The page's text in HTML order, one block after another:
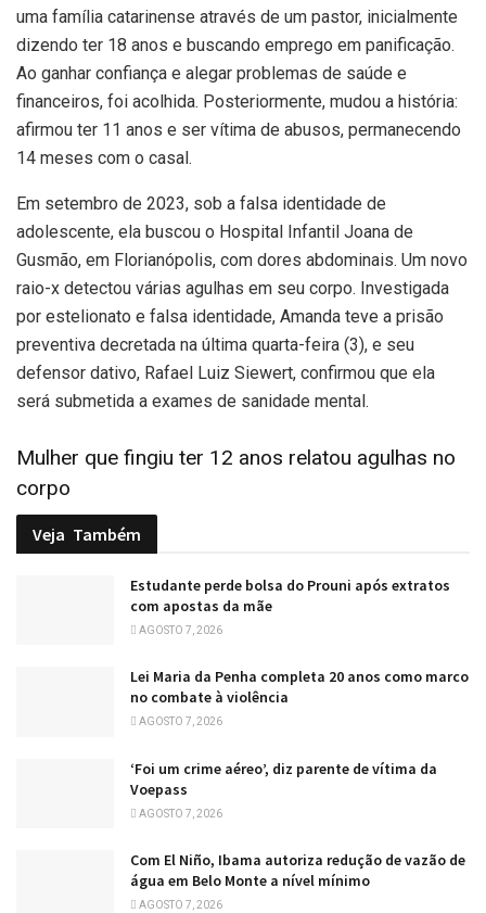
uma família catarinense através de um pastor, inicialmente
dizendo ter 18 anos e buscando emprego em panificação.
Ao ganhar confiança e alegar problemas de saúde e
financeiros, foi acolhida. Posteriormente, mudou a história:
afirmou ter 11 anos e ser vítima de abusos, permanecendo
14 meses com o casal.
Em setembro de 2023, sob a falsa identidade de
adolescente, ela buscou o Hospital Infantil Joana de
Gusmão, em Florianópolis, com dores abdominais. Um novo
raio-x detectou várias agulhas em seu corpo. Investigada
por estelionato e falsa identidade, Amanda teve a prisão
preventiva decretada na última quarta-feira (3), e seu
defensor dativo, Rafael Luiz Siewert, confirmou que ela
será submetida a exames de sanidade mental.
Mulher que fingiu ter 12 anos relatou agulhas no
corpo
Veja Também
Estudante perde bolsa do Prouni após extratos
com apostas da mãe
AGOSTO 7, 2026
Lei Maria da Penha completa 20 anos como marco
no combate à violência
AGOSTO 7, 2026
‘Foi um crime aéreo’, diz parente de vítima da
Voepass
AGOSTO 7, 2026
Com El Niño, Ibama autoriza redução de vazão de
água em Belo Monte a nível mínimo
AGOSTO 7, 2026